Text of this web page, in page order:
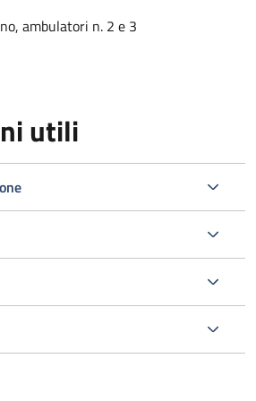
HIV) .
inoltre dello screening e della gestione
all’infezione da HIV programmando
e le visite specialistiche
Policlinico.
ambulatori n. 2 e 3
utili